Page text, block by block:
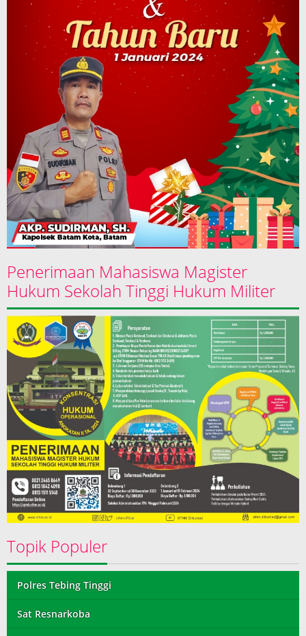
Penerimaan Mahasiswa Magister
Hukum Sekolah Tinggi Hukum Militer
Topik Populer
Polres Tebing Tinggi
Sat Resnarkoba